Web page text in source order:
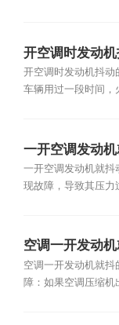
开空调时发动
开空调时发动机抖动
车辆用过一段时间，
一开空调发动
一开空调发动机就抖
现故障，导致其压力
空调一开发动
空调一开发动机就抖
障：如果空调压缩机